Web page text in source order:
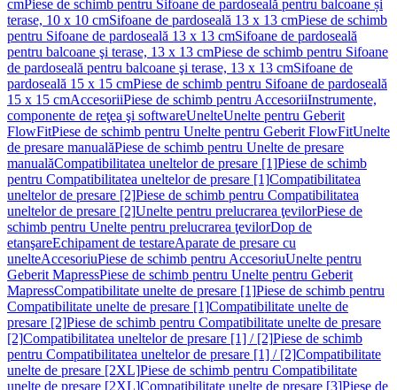
cmPiese de schimb pentru Sifoane de pardoseală pentru balcoane și
terase, 10 x 10 cmSifoane de pardoseală 13 x 13 cmPiese de schimb
pentru Sifoane de pardoseală 13 x 13 cmSifoane de pardoseală
pentru balcoane şi terase, 13 x 13 cmPiese de schimb pentru Sifoane
de pardoseală pentru balcoane şi terase, 13 x 13 cmSifoane de
pardoseală 15 x 15 cmPiese de schimb pentru Sifoane de pardoseală
15 x 15 cmAccesoriiPiese de schimb pentru AccesoriiInstrumente,
componente de reţea şi softwareUnelteUnelte pentru Geberit
FlowFitPiese de schimb pentru Unelte pentru Geberit FlowFitUnelte
de presare manualăPiese de schimb pentru Unelte de presare
manualăCompatibilitatea uneltelor de presare [1]Piese de schimb
pentru Compatibilitatea uneltelor de presare [1]Compatibilitatea
uneltelor de presare [2]Piese de schimb pentru Compatibilitatea
uneltelor de presare [2]Unelte pentru prelucrarea ţevilorPiese de
schimb pentru Unelte pentru prelucrarea ţevilorDop de
etanşareEchipament de testareAparate de presare cu
unelteAccesoriuPiese de schimb pentru AccesoriuUnelte pentru
Geberit MapressPiese de schimb pentru Unelte pentru Geberit
MapressCompatibilitate unelte de presare [1]Piese de schimb pentru
Compatibilitate unelte de presare [1]Compatibilitate unelte de
presare [2]Piese de schimb pentru Compatibilitate unelte de presare
[2]Compatibilitatea uneltelor de presare [1] / [2]Piese de schimb
pentru Compatibilitatea uneltelor de presare [1] / [2]Compatibilitate
unelte de presare [2XL]Piese de schimb pentru Compatibilitate
unelte de presare [2XL]Compatibilitate unelte de presare [3]Piese de